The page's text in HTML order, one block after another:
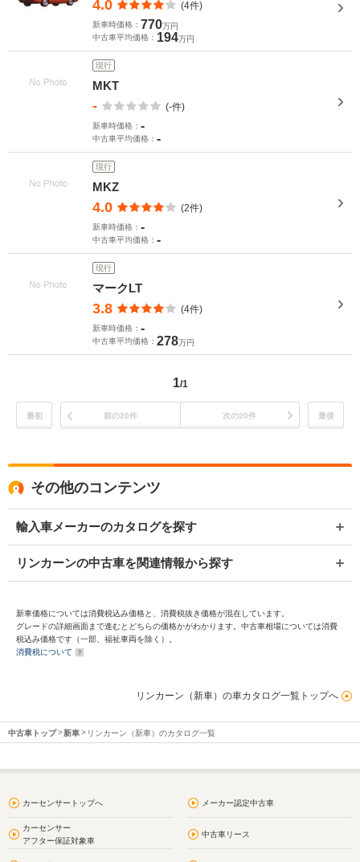
4.0 (4件)
新車時価格： 770万円
中古車平均価格： 194万円
現行
MKT
- (-件)
新車時価格： -
中古車平均価格： -
現行
MKZ
4.0 (2件)
新車時価格： -
中古車平均価格： -
現行
マークLT
3.8 (4件)
新車時価格： -
中古車平均価格： 278万円
1/1
最初 前の20件 次の20件 最後
その他のコンテンツ
輸入車メーカーのカタログを探す
リンカーンの中古車を関連情報から探す
新車価格については消費税込み価格と、消費税抜き価格が混在しています。
グレードの詳細画面まで進むとどちらの価格かがわかります。中古車相場については消費
税込み価格です（一部、福祉車両を除く）。
消費税について
リンカーン（新車）の車カタログ一覧トップへ
中古車トップ 新車 リンカーン（新車）のカタログ一覧
カーセンサートップへ メーカー認定中古車
カーセンサー
アフター保証対象車
中古車リース